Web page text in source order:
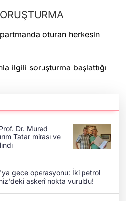
oturan herkesin
ilgili soruşturma başlattığı
Dr. Murad
Tatar mirası ve
gece operasyonu: İki petrol
askerî nokta vuruldu!